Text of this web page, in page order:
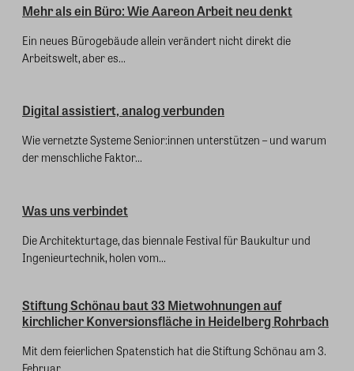
Mehr als ein Büro: Wie Aareon Arbeit neu denkt
Ein neues Bürogebäude allein verändert nicht direkt die
Arbeitswelt, aber es...
Digital assistiert, analog verbunden
Wie vernetzte Systeme Senior:innen unterstützen – und warum
der menschliche Faktor...
Was uns verbindet
Die Architekturtage, das biennale Festival für Baukultur und
Ingenieurtechnik, holen vom...
Stiftung Schönau baut 33 Mietwohnungen auf
kirchlicher Konversionsfläche in Heidelberg Rohrbach
Mit dem feierlichen Spatenstich hat die Stiftung Schönau am 3.
Februar...